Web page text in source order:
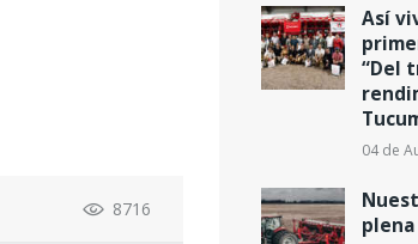
8716
Así
“Del
04 de